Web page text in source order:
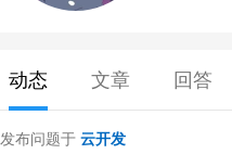
动态 文章 回答
发布问题于 云开发